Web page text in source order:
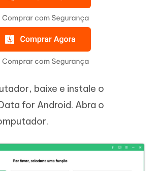
baixe e instale o
for Android. Abra o